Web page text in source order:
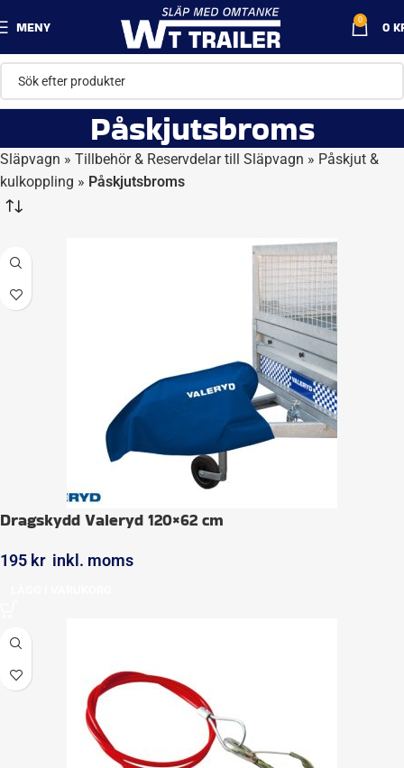
MENY 0 0
Påskjutsbroms
Släpvagn » Tillbehör & Reservdelar till Släpvagn » Påskjut &
kulkoppling » Påskjutsbroms
Dragskydd Valeryd 120×62 cm
195 kr inkl. moms